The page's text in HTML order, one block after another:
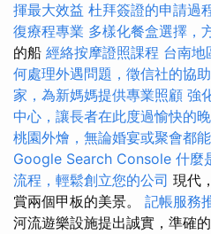
揮最大效益 杜拜簽證的申請過
復療程專業 多樣化餐盒選擇，
的船 經絡按摩證照課程 台南地
何處理外遇問題，徵信社的協助
家，為新媽媽提供專業照顧 強
中心，讓長者在此度過愉快的
桃園外燴，無論婚宴或聚會都
Google Search Console 什麼
流程，輕鬆創立您的公司 現代
賞兩個甲板的美景。 記帳服務
河流遊樂設施提出誠實，準確